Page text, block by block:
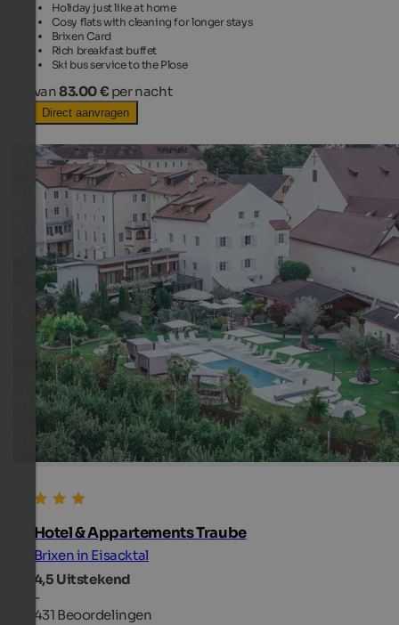
Holiday just like at home
Cosy flats with cleaning for longer stays
Brixen Card
Rich breakfast buffet
Ski bus service to the Plose
van83.00 € per nacht
Direct aanvragen
Hotel & Appartements Traube
Brixen in Eisacktal
4,5 Uitstekend
-
431 Beoordelingen